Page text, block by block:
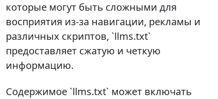
которые могут быть сложными для
восприятия из-за навигации, рекламы и
различных скриптов, `llms.txt`
предоставляет сжатую и четкую
информацию.
Содержимое `llms.txt` может включать